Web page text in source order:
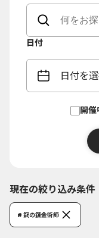
日付
日付を
開
現在の絞り込み条件
# 鋼の錬金術師